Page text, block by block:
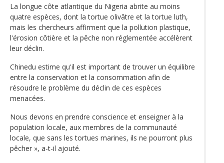
La longue côte atlantique du Nigeria abrite au moins
quatre espèces, dont la tortue olivâtre et la tortue luth,
mais les chercheurs affirment que la pollution plastique,
l'érosion côtière et la pêche non réglementée accélèrent
leur déclin.
Chinedu estime qu'il est important de trouver un équilibre
entre la conservation et la consommation afin de
résoudre le problème du déclin de ces espèces
menacées.
Nous devons en prendre conscience et enseigner à la
population locale, aux membres de la communauté
locale, que sans les tortues marines, ils ne pourront plus
pêcher », a-t-il ajouté.